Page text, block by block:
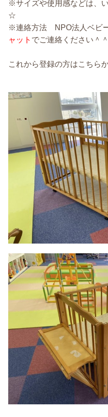
※サイズや使用感などは、
☆
※連絡方法 NPO法人ベビ
ャット でご連絡ください＾＾
これから登録の方はこち